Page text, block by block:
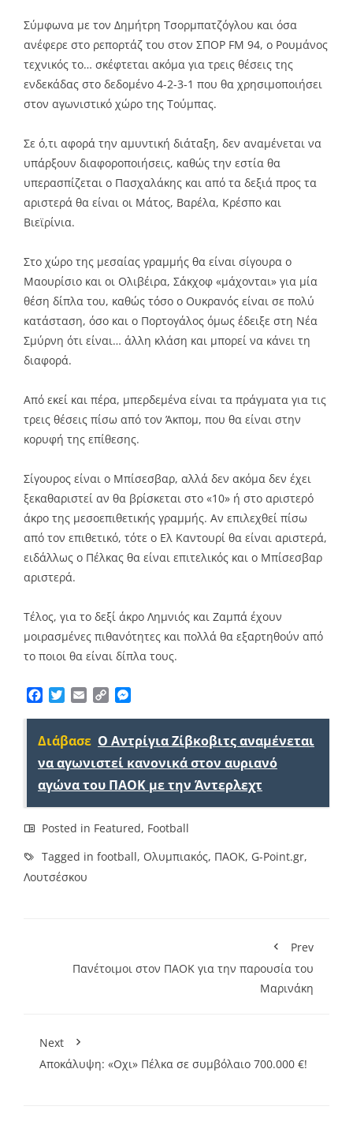
Σύμφωνα με τον Δημήτρη Τσορμπατζόγλου και όσα
ανέφερε στο ρεπορτάζ του στον ΣΠΟΡ FM 94, ο Ρουμάνος
τεχνικός το… σκέφτεται ακόμα για τρεις θέσεις της
ενδεκάδας στο δεδομένο 4-2-3-1 που θα χρησιμοποιήσει
στον αγωνιστικό χώρο της Τούμπας.
Σε ό,τι αφορά την αμυντική διάταξη, δεν αναμένεται να
υπάρξουν διαφοροποιήσεις, καθώς την εστία θα
υπερασπίζεται ο Πασχαλάκης και από τα δεξιά προς τα
αριστερά θα είναι οι Μάτος, Βαρέλα, Κρέσπο και
Βιεϊρίνια.
Στο χώρο της μεσαίας γραμμής θα είναι σίγουρα ο
Μαουρίσιο και οι Ολιβέιρα, Σάκχοφ «μάχονται» για μία
θέση δίπλα του, καθώς τόσο ο Ουκρανός είναι σε πολύ
κατάσταση, όσο και ο Πορτογάλος όμως έδειξε στη Νέα
Σμύρνη ότι είναι… άλλη κλάση και μπορεί να κάνει τη
διαφορά.
Από εκεί και πέρα, μπερδεμένα είναι τα πράγματα για τις
τρεις θέσεις πίσω από τον Άκπομ, που θα είναι στην
κορυφή της επίθεσης.
Σίγουρος είναι ο Μπίσεσβαρ, αλλά δεν ακόμα δεν έχει
ξεκαθαριστεί αν θα βρίσκεται στο «10» ή στο αριστερό
άκρο της μεσοεπιθετικής γραμμής. Αν επιλεχθεί πίσω
από τον επιθετικό, τότε ο Ελ Καντουρί θα είναι αριστερά,
ειδάλλως ο Πέλκας θα είναι επιτελικός και ο Μπίσεσβαρ
αριστερά.
Τέλος, για το δεξί άκρο Λημνιός και Ζαμπά έχουν
μοιρασμένες πιθανότητες και πολλά θα εξαρτηθούν από
το ποιοι θα είναι δίπλα τους.
Facebook
TwitterEmailCopy
Διάβασε Ο Αντρίγια Ζίβκοβιτς αναμένεται
να αγωνιστεί κανονικά στον αυριανό
αγώνα του ΠΑΟΚ με την Άντερλεχτ
Posted in Featured, Football
Tagged in football, Ολυμπιακός, ΠΑΟΚ, G-Point.gr,
Λουτσέσκου
Prev
Πανέτοιμοι στον ΠΑΟΚ για την παρουσία του
Μαρινάκη
Next
Αποκάλυψη: «Οχι» Πέλκα σε συμβόλαιο 700.000 €!